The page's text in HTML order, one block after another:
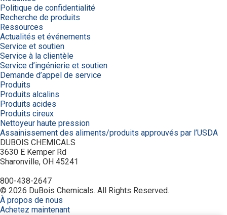
Politique de confidentialité
Recherche de produits
Ressources
Actualités et événements
Service et soutien
Service à la clientèle
Service d’ingénierie et soutien
Demande d’appel de service
Produits
Produits alcalins
Produits acides
Produits cireux
Nettoyeur haute pression
Assainissement des aliments/produits approuvés par l’USDA
DUBOIS CHEMICALS
3630 E Kemper Rd
Sharonville, OH 45241
800-438-2647
© 2026 DuBois Chemicals. All Rights Reserved.
À propos de nous
Achetez maintenant